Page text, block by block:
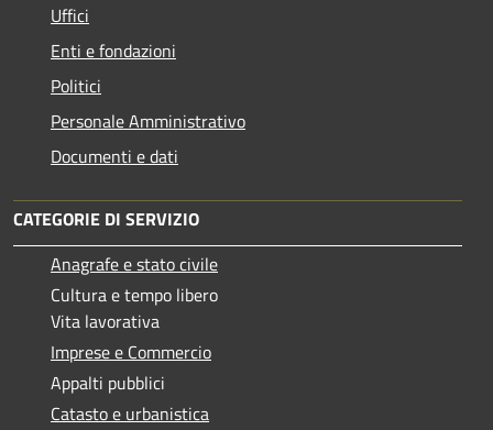
Uffici
Enti e fondazioni
Politici
Personale Amministrativo
Documenti e dati
CATEGORIE DI SERVIZIO
Anagrafe e stato civile
Cultura e tempo libero
Vita lavorativa
Imprese e Commercio
Appalti pubblici
Catasto e urbanistica